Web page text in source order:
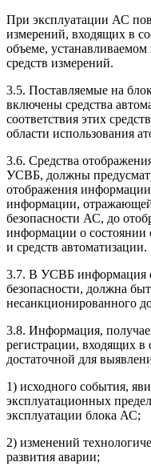
При эксплуатации АС
измерений, входящих в
объеме,
средств измерений.
3.5. Поставляемые на
включены средства
соответствия этих
области использования
3.6. Средства
УСВБ, должны
отображения
информации,
безопасности АС, до
информации о состоянии
и средств автоматизации.
3.7. В УСВБ информация
безопасности, должна
несанкционированного
3.8. Информация,
регистрации, входящих
достаточной для
1) исходного события,
эксплуатационных
эксплуатации блока АС;
2) изменений
развития аварии;